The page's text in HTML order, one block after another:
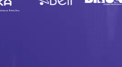
budgeting adalah
memiliki alasan yang kuat.
yang menuntut
dan mengalokasikan dana